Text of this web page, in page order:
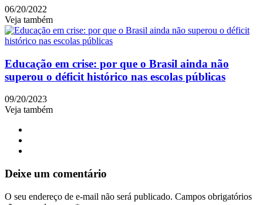
06/20/2022
Veja também
Educação em crise: por que o Brasil ainda não
superou o déficit histórico nas escolas públicas
09/20/2023
Veja também
Deixe um comentário
O seu endereço de e-mail não será publicado. Campos obrigatórios